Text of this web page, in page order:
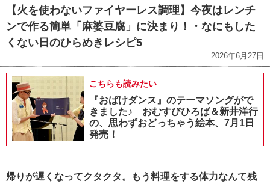
【火を使わないファイヤーレス調理】今夜はレンチ
ンで作る簡単「麻婆豆腐」に決まり！・なにもした
くない日のひらめきレシピ5
2026年6月27日
こちらも読みたい
『おばけダンス』のテーマソングがで
きました♪ おむすびひろば＆新井洋行
の、思わずおどっちゃう絵本、7月1日
発売！
帰りが遅くなってクタクタ。もう料理をする体力なんて残